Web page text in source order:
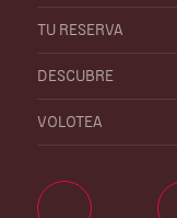
TU RESERVA
DESCUBRE
VOLOTEA